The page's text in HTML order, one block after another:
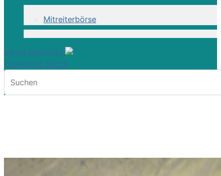
Mitreiterbörse
meine Merkliste
Erweiterte Suche